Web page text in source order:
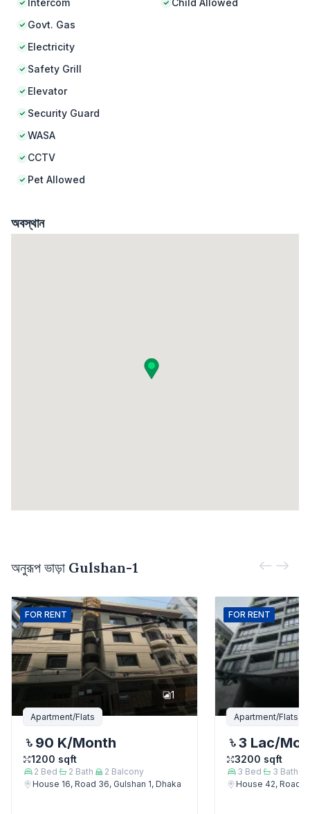
Intercom
Govt. Gas
Electricity
Safety Grill
Elevator
Security Guard
WASA
CCTV
Pet Allowed
Child Allowed
অবস্থান
অনুরূপ ভাড়া Gulshan-1
FOR RENT
1
Apartment/Flats
90 K/Month
1200 sqft
2 Bed 2 Bath 2 Balcony
House 16, Road 36, Gulshan 1, Dhaka
FOR RENT
Apartment/Flats
3 Lac/
3200 sqft
3 Bed 3 Bath
House 42, Road